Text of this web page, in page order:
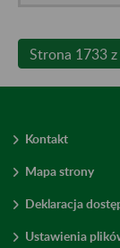
Strona 1733
Kontakt
Mapa strony
Deklaracja
Ustawienia